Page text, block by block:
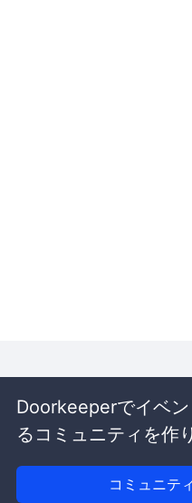
Doorkeeperでイベ
るコミュニティを作
コミュニテ